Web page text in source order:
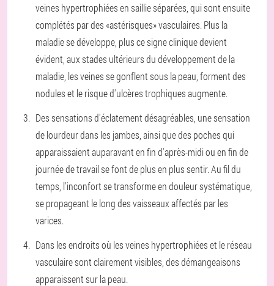
veines hypertrophiées en saillie séparées, qui sont ensuite
complétés par des «astérisques» vasculaires. Plus la
maladie se développe, plus ce signe clinique devient
évident, aux stades ultérieurs du développement de la
maladie, les veines se gonflent sous la peau, forment des
nodules et le risque d'ulcères trophiques augmente.
Des sensations d'éclatement désagréables, une sensation
de lourdeur dans les jambes, ainsi que des poches qui
apparaissaient auparavant en fin d'après-midi ou en fin de
journée de travail se font de plus en plus sentir. Au fil du
temps, l'inconfort se transforme en douleur systématique,
se propageant le long des vaisseaux affectés par les
varices.
Dans les endroits où les veines hypertrophiées et le réseau
vasculaire sont clairement visibles, des démangeaisons
apparaissent sur la peau.